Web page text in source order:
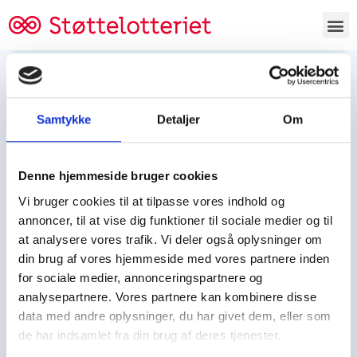
Samtykke Detaljer Om
Denne hjemmeside bruger cookies
Vi bruger cookies til at tilpasse vores indhold og
annoncer, til at vise dig funktioner til sociale medier og til
at analysere vores trafik. Vi deler også oplysninger om
din brug af vores hjemmeside med vores partnere inden
for sociale medier, annonceringspartnere og
analysepartnere. Vores partnere kan kombinere disse
data med andre oplysninger, du har givet dem, eller som
de har indsamlet fra din brug af deres tjenester.
Tjen penge og støt
Tjen penge til:
Spejdere/spejdergruppen/FDF’ere, m.fl.
Kontor
Tjenpengeogstoet.dk
Ejby Industrivej 91
DK – 2600 Glostrup
CVR: 19347508